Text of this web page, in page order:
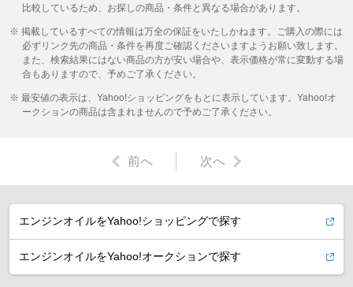
比較しているため、お探しの商品・条件と異なる場合があります。
※ 掲載しているすべての情報は万全の保証をいたしかねます。ご購入の際には
必ずリンク先の商品・条件を再度ご確認くださいますようお願い致します。
また、検索結果にはない商品の方が安い場合や、表示価格が常に変動する場
合もありますので、予めご了承ください。
※ 最安値の表示は、Yahoo!ショッピングをもとに表示しています。Yahoo!オ
ークションの商品は含まれませんので予めご了承ください。
前へ 次へ
エンジンオイルをYahoo!ショッピングで探す
エンジンオイルをYahoo!オークションで探す